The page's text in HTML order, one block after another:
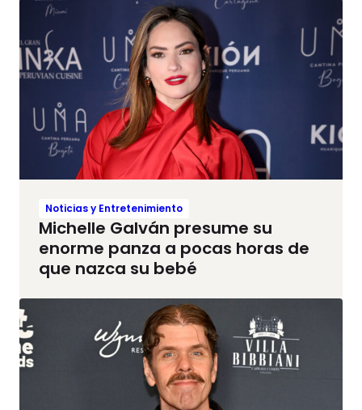
Noticias y Entretenimiento
Michelle Galván presume su
enorme panza a pocas horas de
que nazca su bebé